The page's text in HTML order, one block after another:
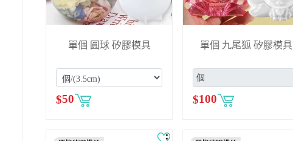
單個 圓球 矽膠模具
$50
單個 九尾狐 矽膠模具
$100